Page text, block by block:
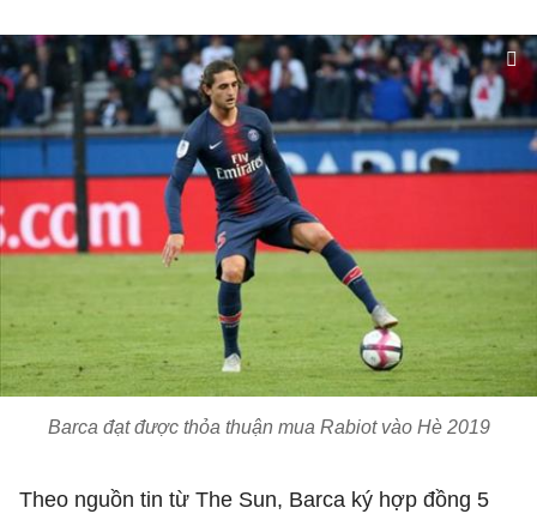
Barca đạt được thỏa thuận mua Rabiot vào Hè 2019
Theo nguồn tin từ The Sun, Barca ký hợp đồng 5